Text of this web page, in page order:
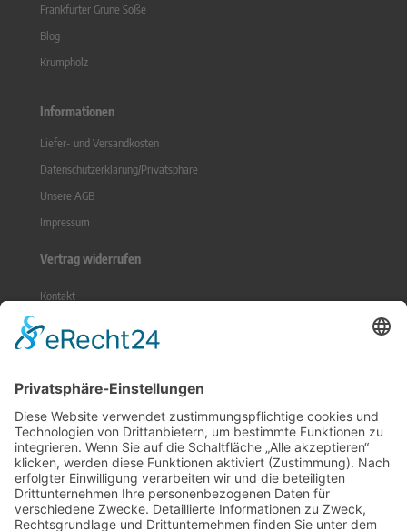
Frankfurter Grüne Soße
Blog
Krumpholz
Informationen
Liefer- und Versandkosten
Datenschutzerklärung/Privatsphäre
Unsere AGB
Impressum
Vertrag widerrufen
Kontakt
Sitemap
Widerrufsrecht
Zahlungsmethoden